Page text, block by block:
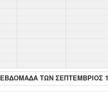
ΕΒΔΟΜΆΔΑ ΤΩΝ ΣΕΠΤΈΜΒΡΙΟΣ